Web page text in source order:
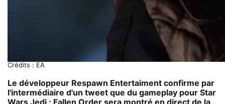
Crédits : EA
Le développeur Respawn Entertaiment confirme par
l'intermédiaire d'un tweet que du gameplay pour Star
Wars Jedi : Fallen Order sera montré en direct de la